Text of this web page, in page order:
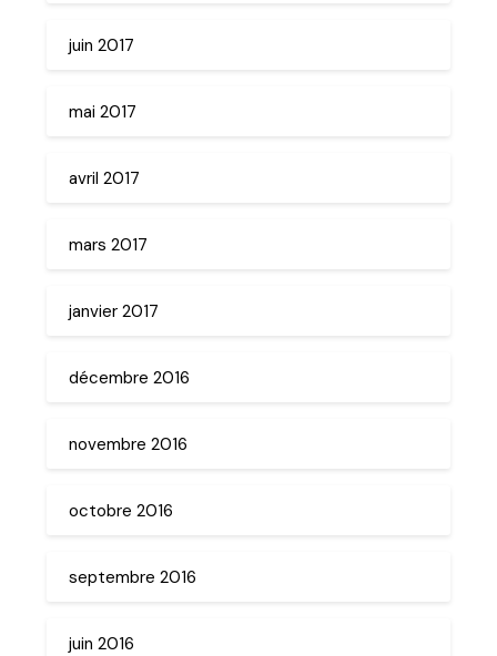
juin 2017
mai 2017
avril 2017
mars 2017
janvier 2017
décembre 2016
novembre 2016
octobre 2016
septembre 2016
juin 2016